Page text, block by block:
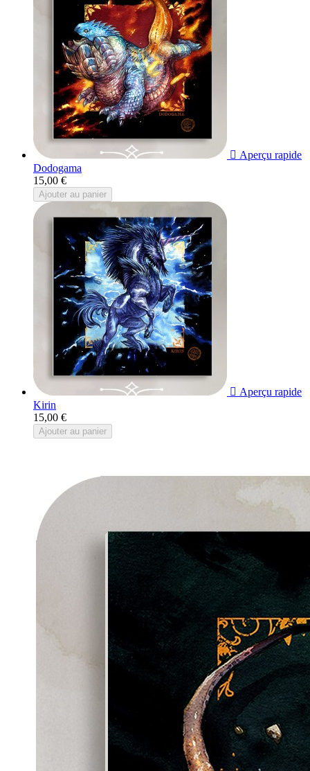
 Aperçu rapide
Dodogama
15,00 €
Ajouter au panier
 Aperçu rapide
Kirin
15,00 €
Ajouter au panier